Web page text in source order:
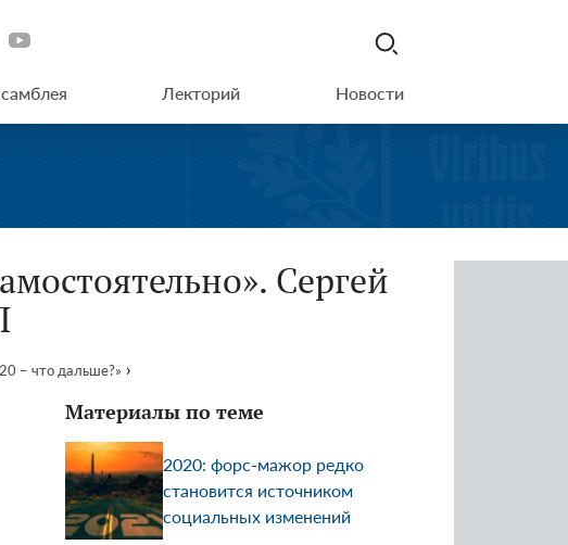
Лекторий Новости
Сергей
– что дальше?» ›
Материалы по теме
2020: форс-мажор редко
становится источником
социальных изменений